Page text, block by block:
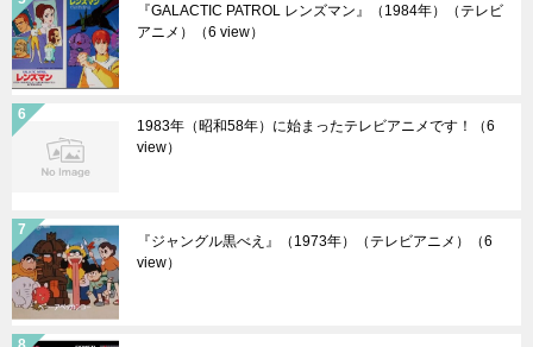
『GALACTIC PATROL レンズマン』（1984年）（テレビ
アニメ）
（6 view）
1983年（昭和58年）に始まったテレビアニメです！
（6
view）
『ジャングル黒べえ』（1973年）（テレビアニメ）
（6
view）